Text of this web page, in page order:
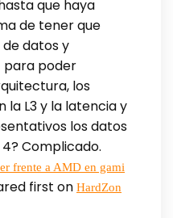
que haya
de tener que
datos y
para poder
los
la L3 y la latencia y
los datos
Complicado.
frente a AMD en gami
first on HardZon